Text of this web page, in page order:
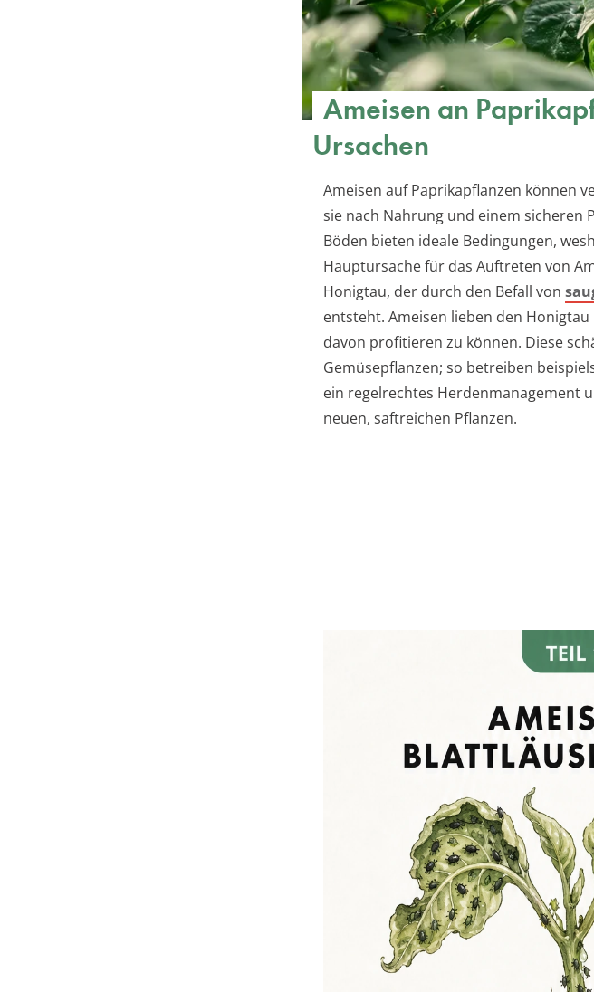
Ameisen an
Ursachen
Ameisen auf Paprikapflanzen können
sie nach Nahrung und einem sicheren
Böden bieten ideale Bedingungen,
Hauptursache für das Auftreten von
Honigtau, der durch den Befall von
entsteht. Ameisen lieben den
davon profitieren zu können. Diese
Gemüsepflanzen; so betreiben
ein regelrechtes Herdenmanagement
neuen, saftreichen Pflanzen.